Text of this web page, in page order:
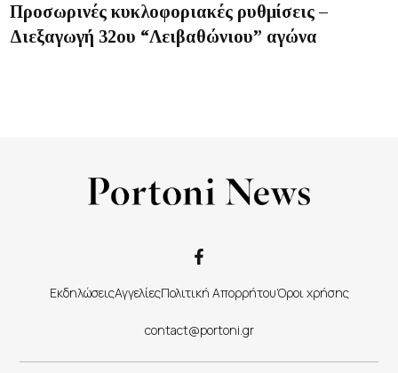
Προσωρινές κυκλοφοριακές ρυθμίσεις –
Διεξαγωγή 32ου “Λειβαθώνιου” αγώνα
ΕκδηλώσειςΑγγελίεςΠολιτική ΑπορρήτουΌροι χρήσης
contact@portoni.gr